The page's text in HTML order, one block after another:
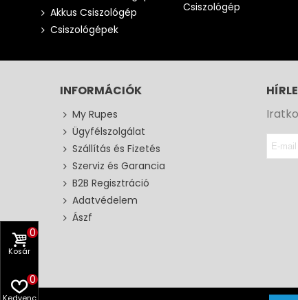
Akkus Csiszológép
Csiszológépek
Csiszológép
INFORMÁCIÓK
My Rupes
Ügyfélszolgálat
Szállítás és Fizetés
Szerviz és Garancia
B2B Regisztráció
Adatvédelem
Ászf
Kosár
0
0